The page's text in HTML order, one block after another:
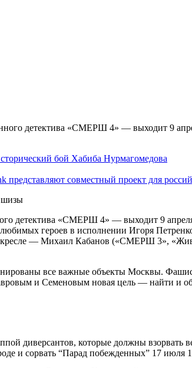
бой Хабиба Нурмагомедова
совместный проект для
детектива «СМЕРШ 4» — выходит 9
героев в исполнении Игоря
— Михаил Кабанов («СМЕРШ 3»,
все важные объекты Москвы.
и Семеновым новая цель — найти и
диверсантов, которые должны
и сорвать “Парад побежденных” 17 июля